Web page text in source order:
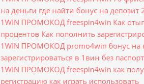
на деньги где найти бонус на депозит
1WIN ПРОМОКОД freespin4win Как
процентов Как пополнить
1WIN ПРОМОКОД promo4win бонус на
зарегистрироваться в 1вин без
1WIN ПРОМОКОД freespin4win как
регистрацию как играть использовать